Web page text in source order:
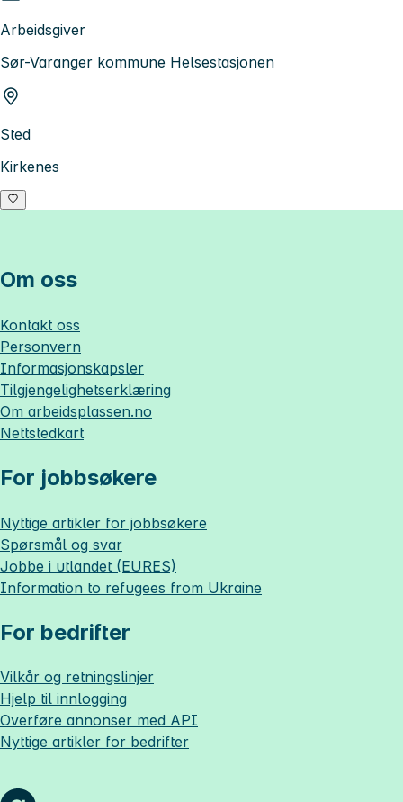
Arbeidsgiver
Sør-Varanger kommune Helsestasjonen
Sted
Kirkenes
Om oss
Kontakt oss
Personvern
Informasjonskapsler
Tilgjengelighetserklæring
Om arbeidsplassen.no
Nettstedkart
For jobbsøkere
Nyttige artikler for jobbsøkere
Spørsmål og svar
Jobbe i utlandet (EURES)
Information to refugees from Ukraine
For bedrifter
Vilkår og retningslinjer
Hjelp til innlogging
Overføre annonser med API
Nyttige artikler for bedrifter